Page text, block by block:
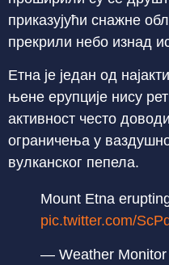
приказујући снажне
прекрили небо изнад
Етна је један од
њене ерупције нису
активност често
ограничења у
вулканског пепела.
Mount Etna
pic.twitter.com/
— Weather Monitor